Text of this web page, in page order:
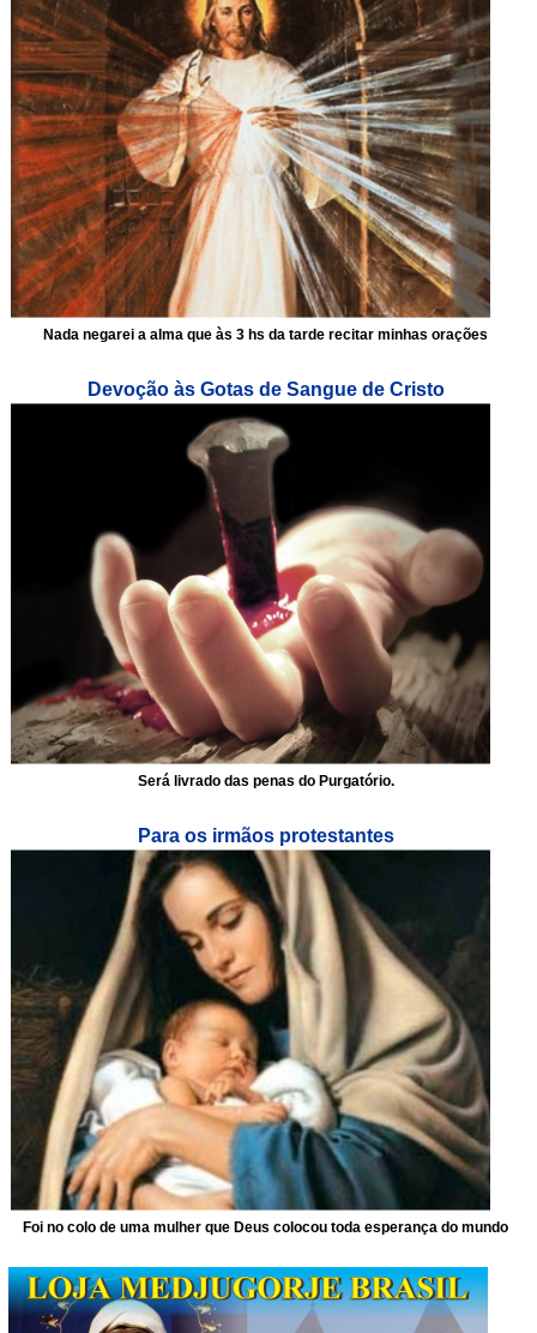
Nada negarei a alma que às 3 hs da tarde recitar minhas orações
Devoção às Gotas de Sangue de Cristo
Será livrado das penas do Purgatório.
Para os irmãos protestantes
Foi no colo de uma mulher que Deus colocou toda esperança do mundo